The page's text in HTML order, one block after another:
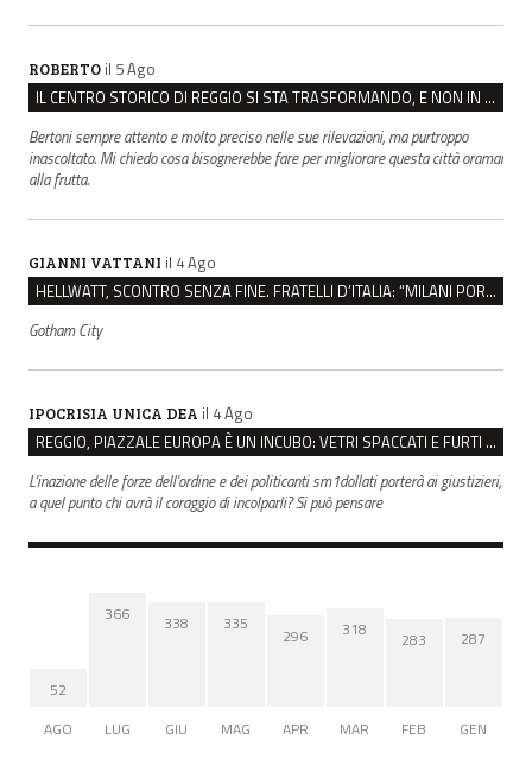
ROBERTO il 5 Ago
IL CENTRO STORICO DI REGGIO SI STA TRASFORMANDO, E NON IN MEGLIO
Bertoni sempre attento e molto preciso nelle sue rilevazioni, ma purtroppo
inascoltato. Mi chiedo cosa bisognerebbe fare per migliorare questa città oramai
alla frutta.
GIANNI VATTANI il 4 Ago
HELLWATT, SCONTRO SENZA FINE. FRATELLI D’ITALIA: “MILANI PORTA DOCUMENTI, DE FRANCO INSULTI”
Gotham City
IPOCRISIA UNICA DEA il 4 Ago
REGGIO, PIAZZALE EUROPA È UN INCUBO: VETRI SPACCATI E FURTI SULLE AUTO IN SOSTA
L'inazione delle forze dell'ordine e dei politicanti sm1dollati porterà ai giustizieri,
a quel punto chi avrà il coraggio di incolparli? Si può pensare
52
AGO
366
LUG
338
GIU
335
MAG
296
APR
318
MAR
283
FEB
287
GEN